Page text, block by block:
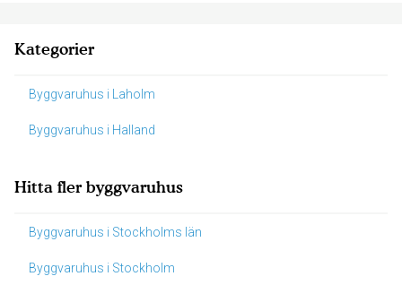
Kategorier
Byggvaruhus i Laholm
Byggvaruhus i Halland
Hitta fler byggvaruhus
Byggvaruhus i Stockholms län
Byggvaruhus i Stockholm